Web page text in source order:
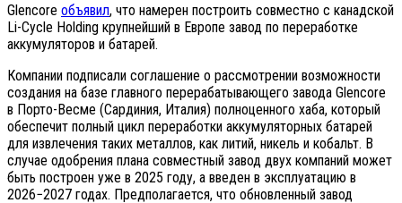
Glencore объявил, что намерен построить совместно с канадской
Li-Cycle Holding крупнейший в Европе завод по переработке
аккумуляторов и батарей.
Компании подписали соглашение о рассмотрении возможности
создания на базе главного перерабатывающего завода Glencore
в Порто-Весме (Сардиния, Италия) полноценного хаба, который
обеспечит полный цикл переработки аккумуляторных батарей
для извлечения таких металлов, как литий, никель и кобальт. В
случае одобрения плана совместный завод двух компаний может
быть построен уже в 2025 году, а введен в эксплуатацию в
2026−2027 годах. Предполагается, что обновленный завод